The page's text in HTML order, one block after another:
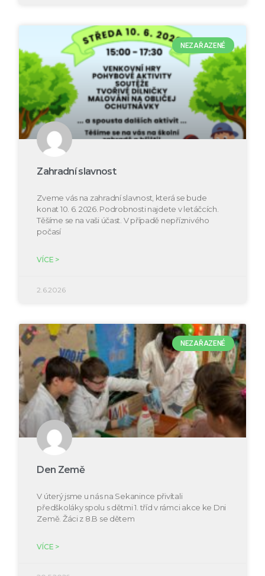
NEZAŘAZENÉ
Zahradní slavnost
Zveme vás na zahradní slavnost, která se bude
konat 10. 6. 2026. Podrobnosti najdete v letáčcích.
Těšíme se na vaši účast. V případě nepříznivého
počasí
VÍCE >
2.6.2026
NEZAŘAZENÉ
Den Země
V úterý jsme u nás na Sekanince přivítali
předškoláky spolu s dětmi 1. tříd v rámci akce ke Dni
Země. Žáci z 8.B se dětem
VÍCE >